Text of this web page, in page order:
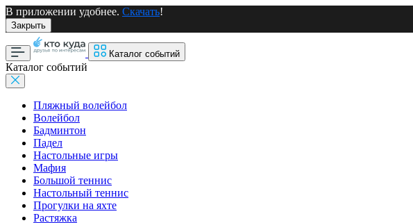
В приложении удобнее. Скачать!
Закрыть
Каталог событий
Каталог событий
Пляжный волейбол
Волейбол
Бадминтон
Падел
Настольные игры
Мафия
Большой теннис
Настольный теннис
Прогулки на яхте
Растяжка